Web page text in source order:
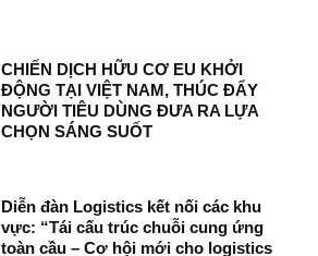
CHIẾN DỊCH HỮU CƠ EU KHỞI
ĐỘNG TẠI VIỆT NAM, THÚC ĐẨY
NGƯỜI TIÊU DÙNG ĐƯA RA LỰA
CHỌN SÁNG SUỐT
Diễn đàn Logistics kết nối các khu
vực: “Tái cấu trúc chuỗi cung ứng
toàn cầu – Cơ hội mới cho logistics